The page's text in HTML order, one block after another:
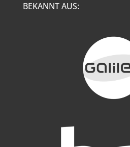
BEKANNT AUS: